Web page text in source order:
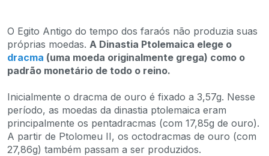
O Egito Antigo do tempo dos faraós não produzia suas
próprias moedas. A Dinastia Ptolemaica elege o
dracma (uma moeda originalmente grega) como o
padrão monetário de todo o reino.
Inicialmente o dracma de ouro é fixado a 3,57g. Nesse
período, as moedas da dinastia ptolemaica eram
principalmente os pentadracmas (com 17,85g de ouro).
A partir de Ptolomeu II, os octodracmas de ouro (com
27,86g) também passam a ser produzidos.